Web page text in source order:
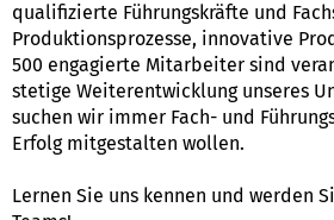
qualifizierte Führungskräfte und
Produktionsprozesse, innovative
500 engagierte Mitarbeiter sind
stetige Weiterentwicklung unseres
suchen wir immer Fach- und
Erfolg mitgestalten wollen.
Lernen Sie uns kennen und werden